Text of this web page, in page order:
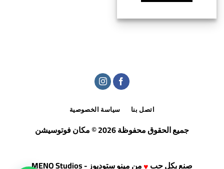
اتصل بنا سياسة الخصوصية
جميع الحقوق محفوظة 2026 © مكان فوتوسيشن
صنع بكل حب منمينو ستوديوز - MENO Studios